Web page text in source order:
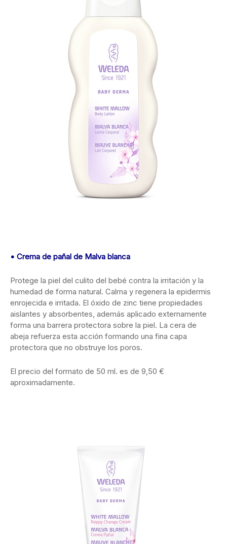
• Crema de pañal de Malva blanca
Protege la piel del culito del bebé contra la irritación y la
humedad de forma natural. Calma y regenera la epidermis
enrojecida e irritada. El óxido de zinc tiene propiedades
aislantes y absorbentes, además aplicado externamente
forma una barrera protectora sobre la piel. La cera de
abeja refuerza esta acción formando una fina capa
protectora que no obstruye los poros.
El precio del formato de 50 ml. es de 9,50 €
aproximadamente.